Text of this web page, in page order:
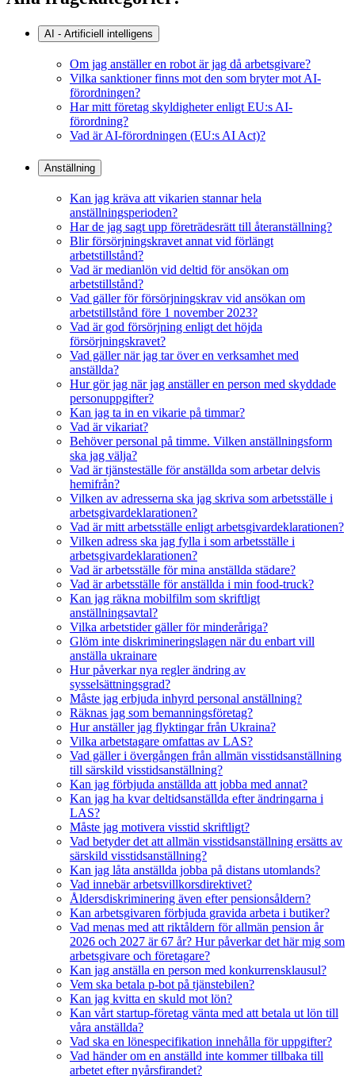
AI - Artificiell intelligens
Om jag anställer en robot är jag då arbetsgivare?
Vilka sanktioner finns mot den som bryter mot AI-
förordningen?
Har mitt företag skyldigheter enligt EU:s AI-
förordning?
Vad är AI-förordningen (EU:s AI Act)?
Anställning
Kan jag kräva att vikarien stannar hela
anställningsperioden?
Har de jag sagt upp företrädesrätt till återanställning?
Blir försörjningskravet annat vid förlängt
arbetstillstånd?
Vad är medianlön vid deltid för ansökan om
arbetstillstånd?
Vad gäller för försörjningskrav vid ansökan om
arbetstillstånd före 1 november 2023?
Vad är god försörjning enligt det höjda
försörjningskravet?
Vad gäller när jag tar över en verksamhet med
anställda?
Hur gör jag när jag anställer en person med skyddade
personuppgifter?
Kan jag ta in en vikarie på timmar?
Vad är vikariat?
Behöver personal på timme. Vilken anställningsform
ska jag välja?
Vad är tjänsteställe för anställda som arbetar delvis
hemifrån?
Vilken av adresserna ska jag skriva som arbetsställe i
arbetsgivardeklarationen?
Vad är mitt arbetsställe enligt arbetsgivardeklarationen?
Vilken adress ska jag fylla i som arbetsställe i
arbetsgivardeklarationen?
Vad är arbetsställe för mina anställda städare?
Vad är arbetsställe för anställda i min food-truck?
Kan jag räkna mobilfilm som skriftligt
anställningsavtal?
Vilka arbetstider gäller för minderåriga?
Glöm inte diskrimineringslagen när du enbart vill
anställa ukrainare
Hur påverkar nya regler ändring av
sysselsättningsgrad?
Måste jag erbjuda inhyrd personal anställning?
Räknas jag som bemanningsföretag?
Hur anställer jag flyktingar från Ukraina?
Vilka arbetstagare omfattas av LAS?
Vad gäller i övergången från allmän visstidsanställning
till särskild visstidsanställning?
Kan jag förbjuda anställda att jobba med annat?
Kan jag ha kvar deltidsanställda efter ändringarna i
LAS?
Måste jag motivera visstid skriftligt?
Vad betyder det att allmän visstidsanställning ersätts av
särskild visstidsanställning?
Kan jag låta anställda jobba på distans utomlands?
Vad innebär arbetsvillkorsdirektivet?
Åldersdiskriminering även efter pensionsåldern?
Kan arbetsgivaren förbjuda gravida arbeta i butiker?
Vad menas med att riktåldern för allmän pension år
2026 och 2027 är 67 år? Hur påverkar det här mig som
arbetsgivare och företagare?
Kan jag anställa en person med konkurrensklausul?
Vem ska betala p-bot på tjänstebilen?
Kan jag kvitta en skuld mot lön?
Kan vårt startup-företag vänta med att betala ut lön till
våra anställda?
Vad ska en lönespecifikation innehålla för uppgifter?
Vad händer om en anställd inte kommer tillbaka till
arbetet efter nyårsfirandet?